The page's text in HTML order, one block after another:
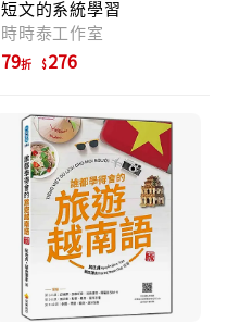
短文的系統學習
時時泰工作室
79折 276